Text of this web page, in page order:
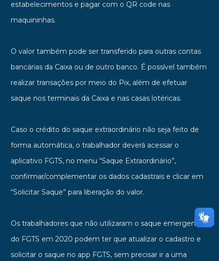
estabelecimentos e pagar com o QR code nas
maquininhas.
O valor também pode ser transferido para outras contas
bancárias da Caixa ou de outro banco. É possível também
realizar transações por meio do Pix, além de efetuar
saque nos terminais da Caixa e nas casas lotéricas.
Caso o crédito do saque extraordinário não seja feito de
forma automática, o trabalhador deverá acessar o
aplicativo FGTS, no menu “Saque Extraordinário”,
confirmar/complementar os dados cadastrais e clicar em
“Solicitar Saque” para liberação do valor.
Os trabalhadores que não utilizaram o saque emergencial
do FGTS em 2020 podem ter que atualizar o cadastro e
solicitar o saque no app FGTS, sem precisar ir a uma